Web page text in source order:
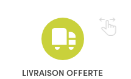
LIVRAISON OFFERTE